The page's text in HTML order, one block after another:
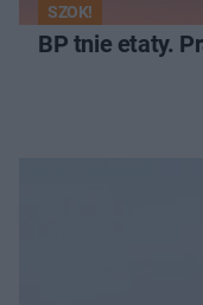
SZOK!
BP tnie etaty.